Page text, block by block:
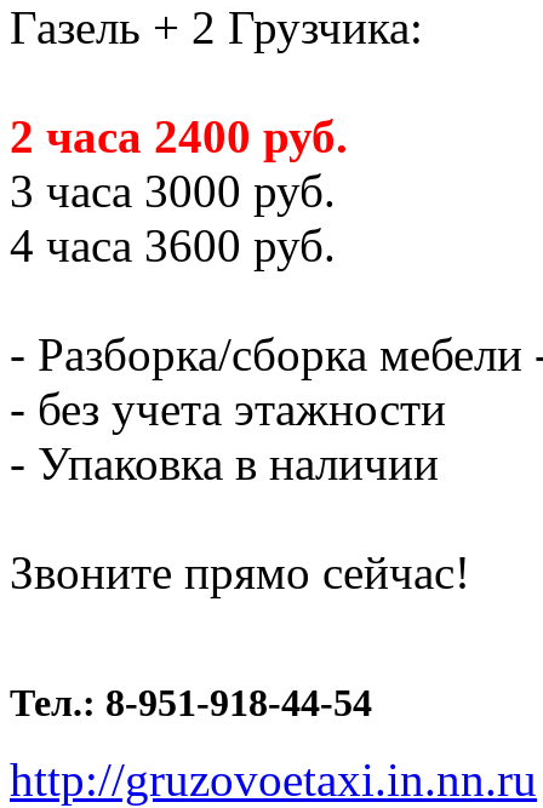
Газель + 2 Грузчика:
2 часа 2400 руб.
3 часа 3000 руб.
4 часа 3600 руб.
- Разборка/сборка мебели
- без учета этажности
- Упаковка в наличии
Звоните прямо сейчас!
Тел.: 8-951-918-44-54
http://gruzovoetaxi.in.nn.ru